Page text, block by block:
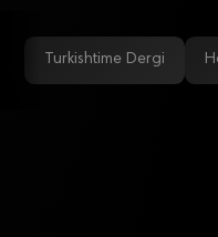
Turkishtime Dergi